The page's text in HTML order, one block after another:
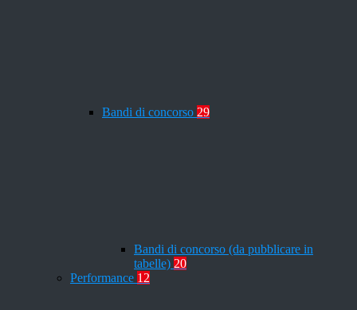
Bandi di concorso 29
Bandi di concorso (da pubblicare in
tabelle) 20
Performance 12